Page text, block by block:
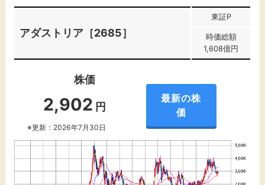
アダストリア［2685］
東証P
時価総額
1,608億円
株価
2,902 円
※更新：2026年7月30日
最新の株
価